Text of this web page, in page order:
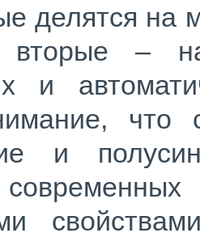
делятся на
вторые –
и
что
и